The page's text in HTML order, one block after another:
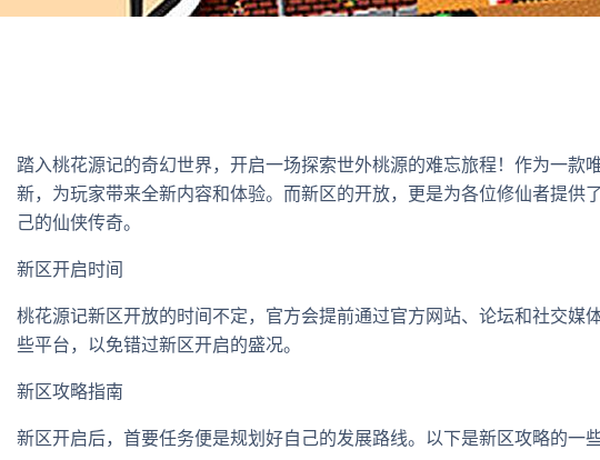
踏入桃花源记的奇幻世界，开启一场探索世外桃源的难忘旅程！作为一款
新，为玩家带来全新内容和体验。而新区的开放，更是为各位修仙者提供
己的仙侠传奇。
新区开启时间
桃花源记新区开放的时间不定，官方会提前通过官方网站、论坛和社交媒
些平台，以免错过新区开启的盛况。
新区攻略指南
新区开启后，首要任务便是规划好自己的发展路线。以下是新区攻略的一些